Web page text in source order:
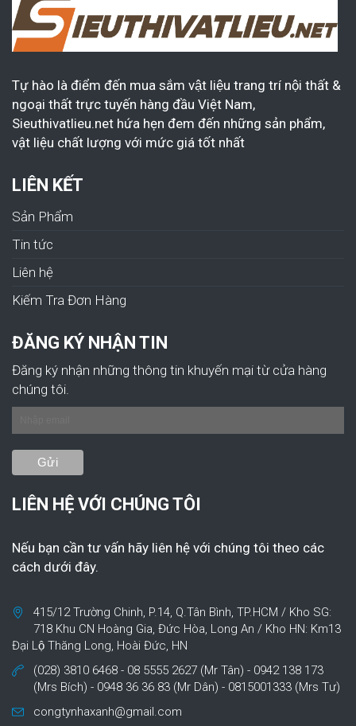
Tự hào là điểm đến mua sắm vật liệu trang trí nội thất &
ngoại thất trực tuyến hàng đầu Việt Nam,
Sieuthivatlieu.net hứa hẹn đem đến những sản phẩm,
vật liệu chất lượng với mức giá tốt nhất
LIÊN KẾT
Sản Phẩm
Tin tức
Liên hệ
Kiếm Tra Đơn Hàng
ĐĂNG KÝ NHẬN TIN
Đăng ký nhận những thông tin khuyến mại từ cửa hàng
chúng tôi.
LIÊN HỆ VỚI CHÚNG TÔI
Nếu bạn cần tư vấn hãy liên hệ với chúng tôi theo các
cách dưới đây.
415/12 Trường Chinh, P.14, Q.Tân Bình, TP.HCM / Kho SG:
718 Khu CN Hoàng Gia, Đức Hòa, Long An / Kho HN: Km13
Đại Lộ Thăng Long, Hoài Đức, HN
(028) 3810 6468 - 08 5555 2627 (Mr Tân) - 0942 138 173
(Mrs Bích) - 0948 36 36 83 (Mr Dân) - 0815001333 (Mrs Tư)
congtynhaxanh@gmail.com